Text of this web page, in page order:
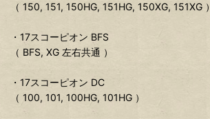
（ 150, 151, 150HG, 151HG, 150XG, 151XG ）
・17スコーピオン BFS
（ BFS, XG 左右共通 ）
・17スコーピオン DC
（ 100, 101, 100HG, 101HG ）